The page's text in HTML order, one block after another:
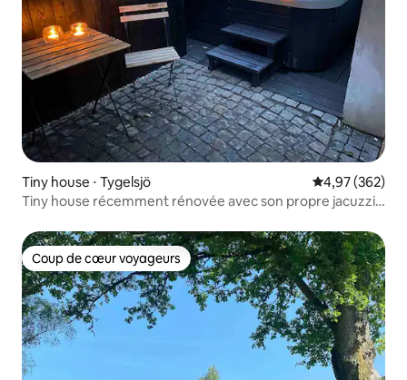
Tiny house ⋅ Tygelsjö Évaluation
4,97 (362)
Tiny house récemment rénovée avec son propre jacuzzi
Coup de cœur voyageurs
Coup de cœur voyageurs